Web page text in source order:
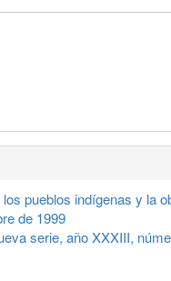
pueblos indígenas y la
de 1999
serie, año XXXIII,